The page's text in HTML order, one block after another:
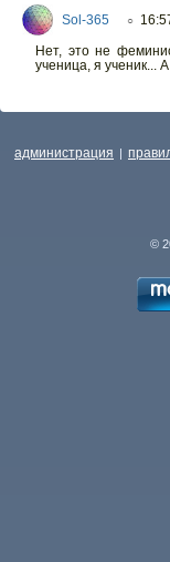
Sol-365 ○
Нет, это не
ученица, я ученик...
администрация |
©